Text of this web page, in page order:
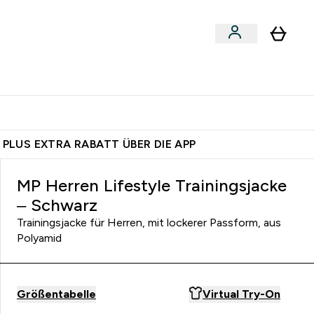
EXTRA RABATT ÜBER DIE APP
MP Herren Lifestyle Trainingsjacke
– Schwarz
Trainingsjacke für Herren, mit lockerer Passform, aus
Polyamid
Größentabelle Virtual Try-On